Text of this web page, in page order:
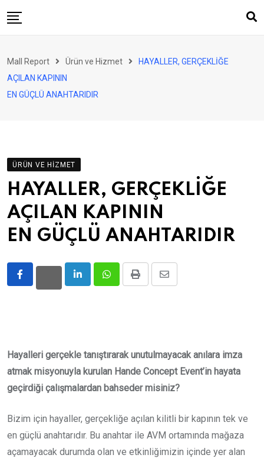
to
Perakende
Franchise
Gündem
Atamalar
Mall Report Ürün ve Hizmet
HAYALLER, GERÇEKLİĞE
AÇILAN KAPININ
EN GÜÇLÜ ANAHTARIDIR
ÜRÜN VE HIZMET
HAYALLER, GERÇEKLİĞE
AÇILAN KAPININ
EN GÜÇLÜ ANAHTARIDIR
LinkedInWhatsappPrint
Share
Hayalleri gerçekle tanıştırarak unutulmayacak anılara imza
atmak misyonuyla kurulan Hande Concept Event’in hayata
geçirdiği çalışmalardan bahseder misiniz?
Bizim için hayaller, gerçekliğe açılan kilitli bir kapının tek ve
en güçlü anahtarıdır. Bu anahtar ile AVM ortamında mağaza
açamayacak durumda olan ve etkinliğimizin içinde yer alan